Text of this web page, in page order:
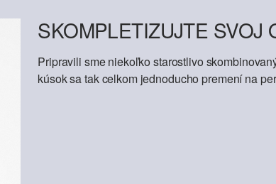
SKOMPLETIZUJTE SVOJ
Pripravili sme niekoľko starostlivo
kúsok sa tak celkom jednoducho premení na